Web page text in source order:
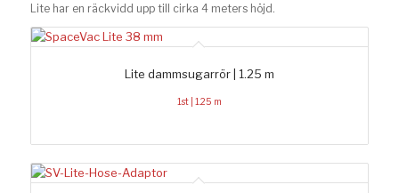
Lite har en räckvidd upp till cirka 4 meters höjd.
Lite dammsugarrör | 1.25 m
1st | 1.25 m